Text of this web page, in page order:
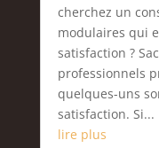
cherchez un
modulaires qui
satisfaction ?
professionnels
quelques-uns
satisfaction. Si...
lire plus